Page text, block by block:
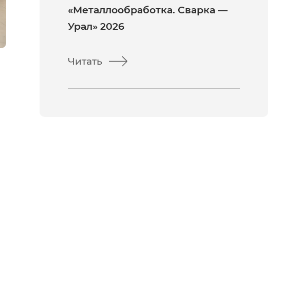
«Металлообработка. Сварка —
Урал» 2026
Читать